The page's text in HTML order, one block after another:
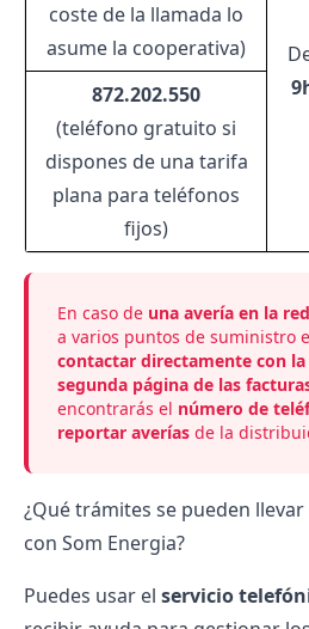
coste de la llamada lo
asume la cooperativa)
872.202.550
(teléfono gratuito si
dispones de una tarifa
plana para teléfonos
fijos)
En caso de una avería en la
a varios puntos de suministro
contactar directamente con
segunda página de las
encontrarás el número de
reportar averías de la
¿Qué trámites se pueden
con Som Energia?
Puedes usar el servicio